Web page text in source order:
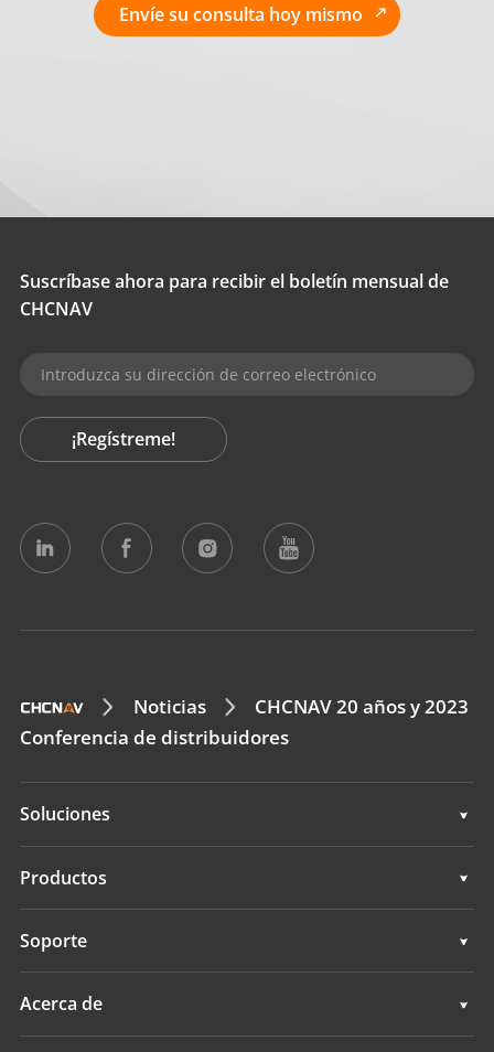
Envíe su consulta hoy mismo
Suscríbase ahora para recibir el boletín mensual de
CHCNAV
¡Regístreme!
Noticias
CHCNAV 20 años y 2023
Conferencia de distribuidores
Soluciones
Soluciones
Productos
Sistemas de dirección automática
Sistemas de nivelación de terrenos
Soporte
Soporte
Acerca de